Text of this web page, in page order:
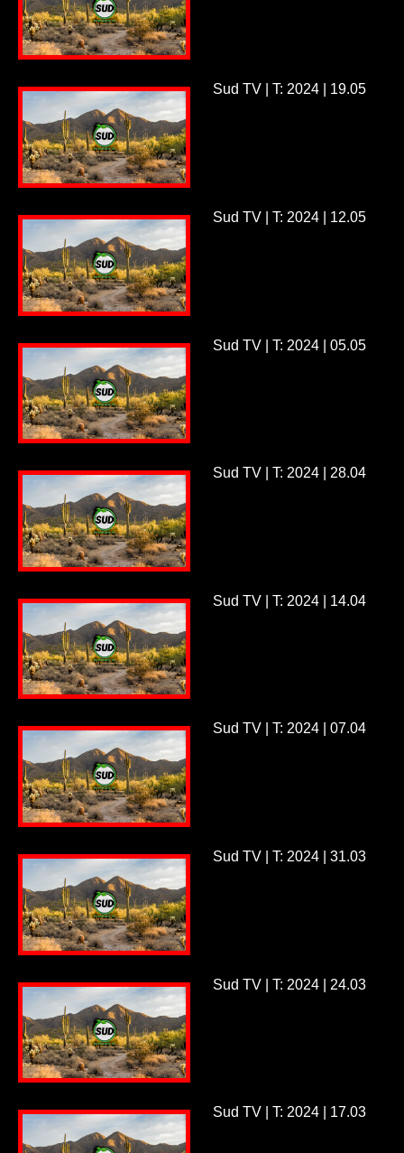
Sud TV | T: 2024 | 19.05
Sud TV | T: 2024 | 12.05
Sud TV | T: 2024 | 05.05
Sud TV | T: 2024 | 28.04
Sud TV | T: 2024 | 14.04
Sud TV | T: 2024 | 07.04
Sud TV | T: 2024 | 31.03
Sud TV | T: 2024 | 24.03
Sud TV | T: 2024 | 17.03